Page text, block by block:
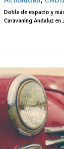
Doble de espacio y
Caravaning Andaluz en